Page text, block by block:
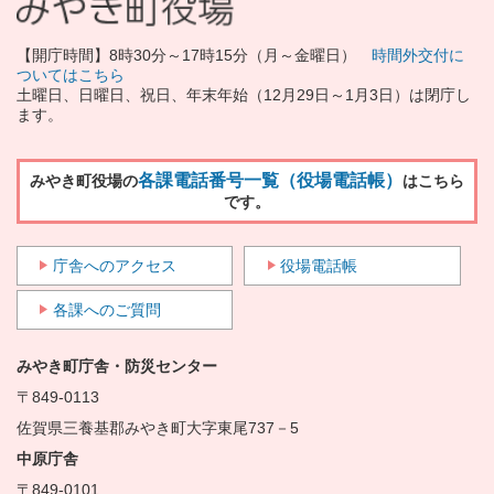
【開庁時間】8時30分～17時15分（月～金曜日） 時間外交付に
ついてはこちら
土曜日、日曜日、祝日、年末年始（12月29日～1月3日）は閉庁し
ます。
みやき町役場の各課電話番号一覧（役場電話帳） はこちら
です。
庁舎へのアクセス 役場電話帳
各課へのご質問
みやき町庁舎・防災センター
〒849-0113
佐賀県三養基郡みやき町大字東尾737－5
中原庁舎
〒849-0101